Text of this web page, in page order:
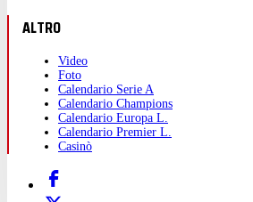
ALTRO
Video
Foto
Calendario Serie A
Calendario Champions
Calendario Europa L.
Calendario Premier L.
Casinò